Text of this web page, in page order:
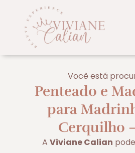
Você está
Penteado e
para
Cerquilho
A Viviane Calian